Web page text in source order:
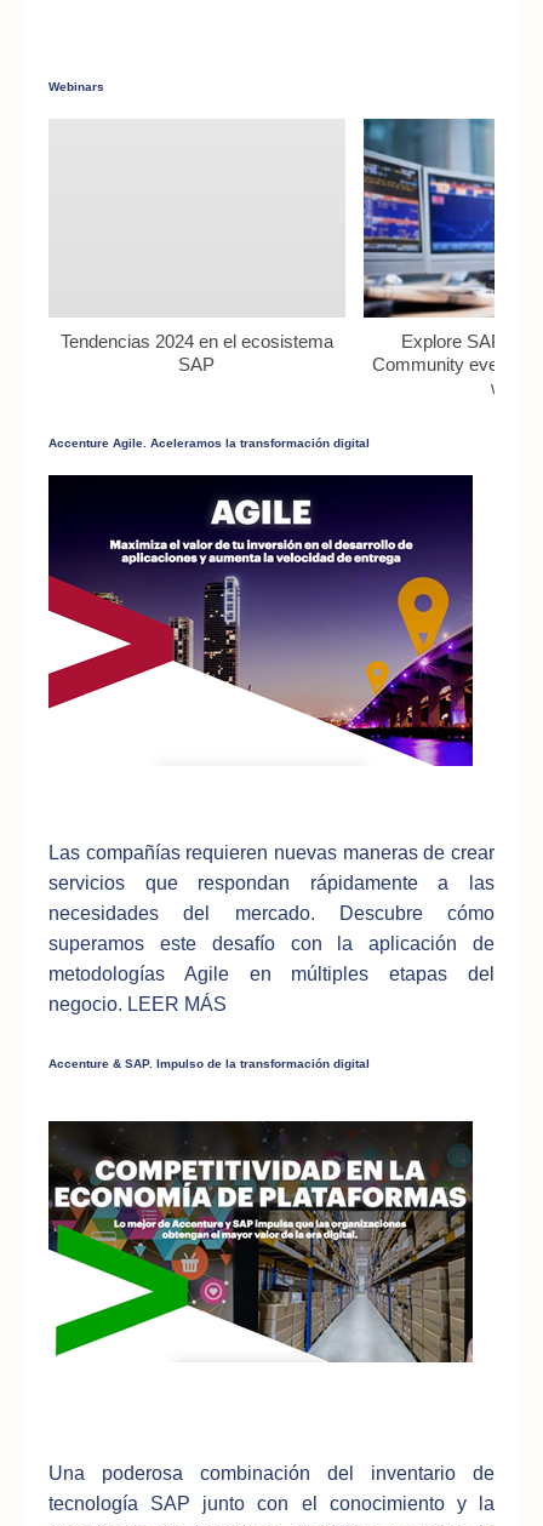
Webinars
Tendencias 2024 en el ecosistema
SAP
Explore SAP
Community events
world
Accenture Agile. Aceleramos la transformación digital
Las compañías requieren nuevas maneras de crear
servicios que respondan rápidamente a las
necesidades del mercado. Descubre cómo
superamos este desafío con la aplicación de
metodologías Agile en múltiples etapas del
negocio. LEER MÁS
Accenture & SAP. Impulso de la transformación digital
Una poderosa combinación del inventario de
tecnología SAP junto con el conocimiento y la